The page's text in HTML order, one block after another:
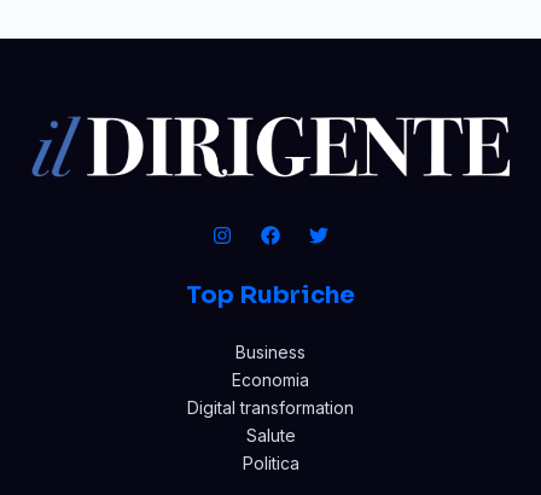
Top Rubriche
Business
Economia
Digital transformation
Salute
Politica